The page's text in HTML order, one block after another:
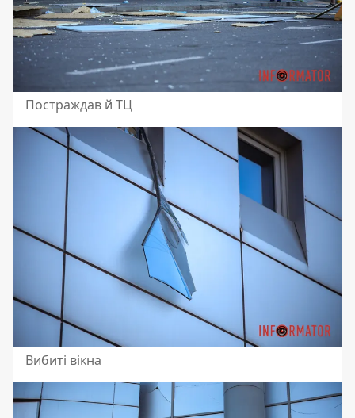
Постраждав й ТЦ
Вибиті вікна